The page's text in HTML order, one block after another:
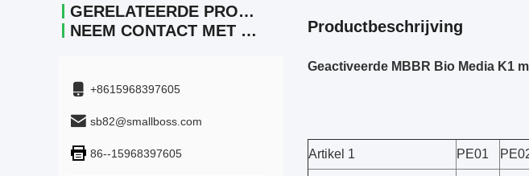
GERELATEERDE PRODUCTEN
NEEM CONTACT MET ONS OP.
+8615968397605
sb82@smallboss.com
86--15968397605
Productbeschrijving
Geactiveerde MBBR Bio Media K1
Artikel 1 PE01